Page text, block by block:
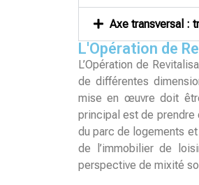
Axe transversal :
L'Opération de
L’Opération de
de différentes
mise en œuvre doit
principal est de prendre
du parc de logements
de l’immobilier de
perspective de mixité